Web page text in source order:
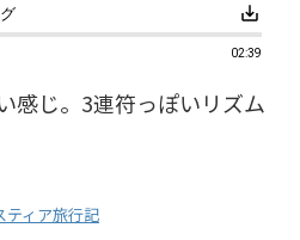
save_alt
02:39
感じ。3連符っぽいリズム
ティア旅行記